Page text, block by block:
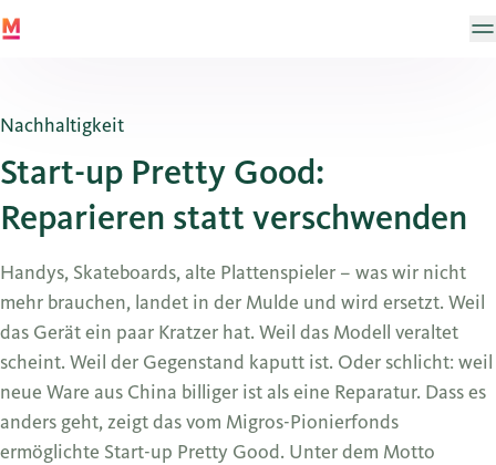
Nachhaltigkeit
Start-up Pretty Good:
Reparieren statt verschwenden
Handys, Skateboards, alte Plattenspieler – was wir nicht
mehr brauchen, landet in der Mulde und wird ersetzt. Weil
das Gerät ein paar Kratzer hat. Weil das Modell veraltet
scheint. Weil der Gegenstand kaputt ist. Oder schlicht: weil
neue Ware aus China billiger ist als eine Reparatur. Dass es
anders geht, zeigt das vom Migros-Pionierfonds
ermöglichte Start-up Pretty Good. Unter dem Motto